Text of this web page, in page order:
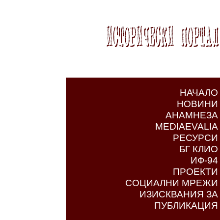
НАЧАЛО
НОВИНИ
АНАМНЕЗА
MEDIAEVALIA
РЕСУРСИ
БГ КЛИО
ИФ-94
ПРОЕКТИ
СОЦИАЛНИ МРЕЖИ
ИЗИСКВАНИЯ ЗА
ПУБЛИКАЦИЯ